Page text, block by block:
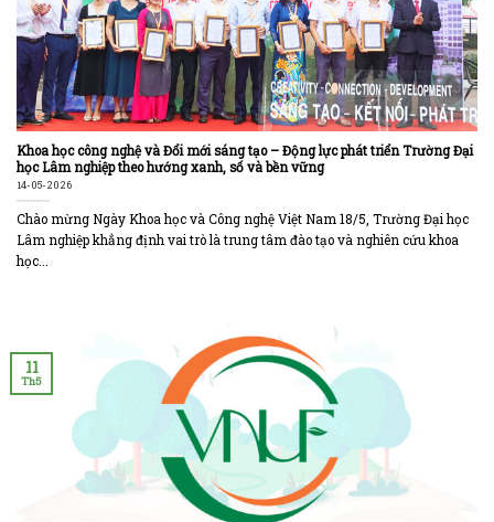
Khoa học công nghệ và Đổi mới sáng tạo – Động lực phát triển Trường Đại
học Lâm nghiệp theo hướng xanh, số và bền vững
14-05-2026
Chào mừng Ngày Khoa học và Công nghệ Việt Nam 18/5, Trường Đại học
Lâm nghiệp khẳng định vai trò là trung tâm đào tạo và nghiên cứu khoa
học...
11
Th5